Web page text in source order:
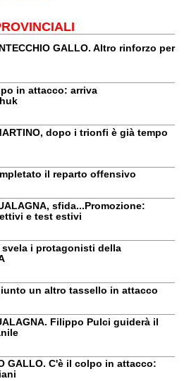
GALLO. Altro rinforzo per
in attacco: arriva
dopo i trionfi è già tempo
il reparto offensivo
sfida...Promozione:
e test estivi
svela i protagonisti della
un altro tassello in attacco
Filippo Pulci guiderà il
GALLO. C'è il colpo in attacco: